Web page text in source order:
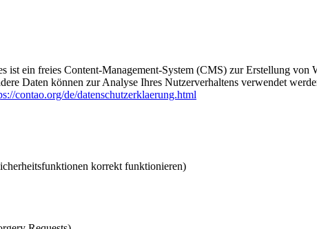
ist ein freies Content-Management-System (CMS) zur Erstellung
Daten können zur Analyse Ihres Nutzerverhaltens verwendet
contao.org/de/datenschutzerklaerung.html
korrekt funktionieren)